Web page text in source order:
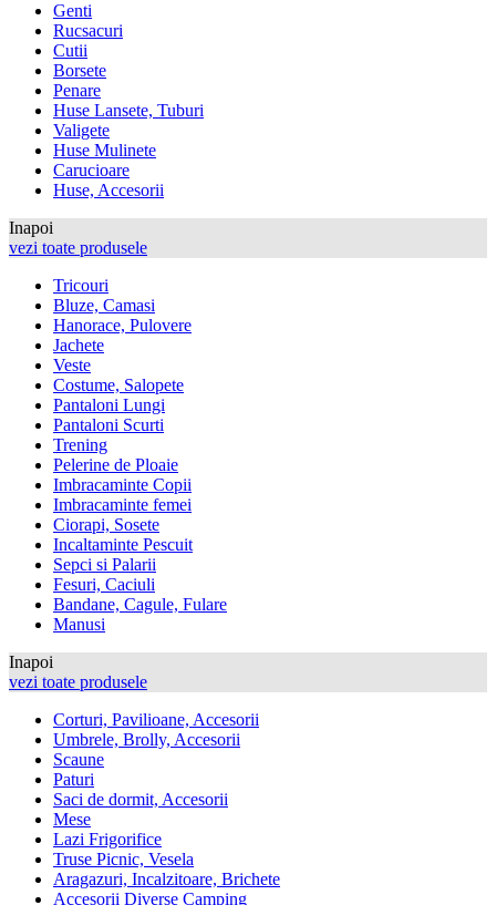
Genti
Rucsacuri
Cutii
Borsete
Penare
Huse Lansete, Tuburi
Valigete
Huse Mulinete
Carucioare
Huse, Accesorii
Inapoi
vezi toate produsele
Tricouri
Bluze, Camasi
Hanorace, Pulovere
Jachete
Veste
Costume, Salopete
Pantaloni Lungi
Pantaloni Scurti
Trening
Pelerine de Ploaie
Imbracaminte Copii
Imbracaminte femei
Ciorapi, Sosete
Incaltaminte Pescuit
Sepci si Palarii
Fesuri, Caciuli
Bandane, Cagule, Fulare
Manusi
Inapoi
vezi toate produsele
Corturi, Pavilioane, Accesorii
Umbrele, Brolly, Accesorii
Scaune
Paturi
Saci de dormit, Accesorii
Mese
Lazi Frigorifice
Truse Picnic, Vesela
Aragazuri, Incalzitoare, Brichete
Accesorii Diverse Camping